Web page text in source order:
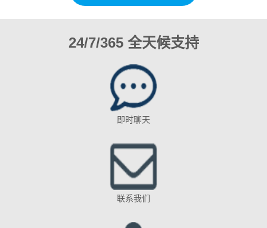
24/7/365 全天候支持
即时聊天
联系我们